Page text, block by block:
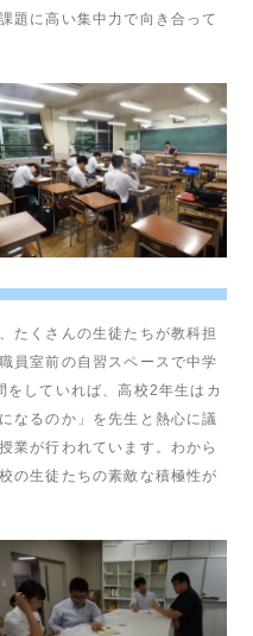
題に高い集中力で向き合って
たくさんの生徒たちが教科担
員室前の自習スペースで中学
していれば、高校2年生はカ
なるのか」を先生と熱心に議
業が行われています。わから
の生徒たちの素敵な積極性が